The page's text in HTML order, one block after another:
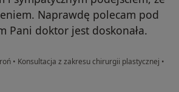
Naprawdę polecam pod
Pani doktor jest doskonała.
• Konsultacja z zakresu chirurgii plastycznej •
z Gdańska